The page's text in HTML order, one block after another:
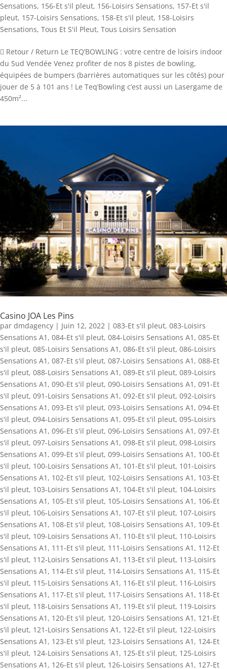
Sensations, 156-Et s'il pleut, 156-Loisirs Sensations, 157-Et s'il
pleut, 157-Loisirs Sensations, 158-Et s'il pleut, 158-Loisirs
Sensations, Tous Et S'il Pleut, Tous Loisirs Sensation
 Retour / Return Le TEQ’BOWLING : votre centre de loisirs indoor
du Sud Vendée Venez profiter de nos 8 pistes de bowling,
équipées de bumpers (barrières automatiques sur les côtés) pour
jouer de 5 à 101 ans ! Le Teq’Bowling c’est aussi un Lasergame de
450m²...
Casino JOA Les Pins
par dmdagency | Juin 12, 2022 | 083-Et s'il pleut, 083-Loisirs
Sensations A1 , 084-Et s'il pleut, 084-Loisirs Sensations A1 , 085-Et
s'il pleut, 085-Loisirs Sensations A1 , 086-Et s'il pleut, 086-Loisirs
Sensations A1 , 087-Et s'il pleut, 087-Loisirs Sensations A1 , 088-Et
s'il pleut, 088-Loisirs Sensations A1 , 089-Et s'il pleut, 089-Loisirs
Sensations A1 , 090-Et s'il pleut, 090-Loisirs Sensations A1 , 091-Et
s'il pleut, 091-Loisirs Sensations A1 , 092-Et s'il pleut, 092-Loisirs
Sensations A1 , 093-Et s'il pleut, 093-Loisirs Sensations A1 , 094-Et
s'il pleut, 094-Loisirs Sensations A1 , 095-Et s'il pleut, 095-Loisirs
Sensations A1 , 096-Et s'il pleut, 096-Loisirs Sensations A1 , 097-Et
s'il pleut, 097-Loisirs Sensations A1 , 098-Et s'il pleut, 098-Loisirs
Sensations A1 , 099-Et s'il pleut, 099-Loisirs Sensations A1 , 100-Et
s'il pleut, 100-Loisirs Sensations A1 , 101-Et s'il pleut, 101-Loisirs
Sensations A1 , 102-Et s'il pleut, 102-Loisirs Sensations A1 , 103-Et
s'il pleut, 103-Loisirs Sensations A1 , 104-Et s'il pleut, 104-Loisirs
Sensations A1 , 105-Et s'il pleut, 105-Loisirs Sensations A1 , 106-Et
s'il pleut, 106-Loisirs Sensations A1 , 107-Et s'il pleut, 107-Loisirs
Sensations A1 , 108-Et s'il pleut, 108-Loisirs Sensations A1 , 109-Et
s'il pleut, 109-Loisirs Sensations A1 , 110-Et s'il pleut, 110-Loisirs
Sensations A1 , 111-Et s'il pleut, 111-Loisirs Sensations A1 , 112-Et
s'il pleut, 112-Loisirs Sensations A1 , 113-Et s'il pleut, 113-Loisirs
Sensations A1 , 114-Et s'il pleut, 114-Loisirs Sensations A1 , 115-Et
s'il pleut, 115-Loisirs Sensations A1 , 116-Et s'il pleut, 116-Loisirs
Sensations A1 , 117-Et s'il pleut, 117-Loisirs Sensations A1 , 118-Et
s'il pleut, 118-Loisirs Sensations A1 , 119-Et s'il pleut, 119-Loisirs
Sensations A1 , 120-Et s'il pleut, 120-Loisirs Sensations A1 , 121-Et
s'il pleut, 121-Loisirs Sensations A1 , 122-Et s'il pleut, 122-Loisirs
Sensations A1 , 123-Et s'il pleut, 123-Loisirs Sensations A1 , 124-Et
s'il pleut, 124-Loisirs Sensations A1 , 125-Et s'il pleut, 125-Loisirs
Sensations A1 , 126-Et s'il pleut, 126-Loisirs Sensations A1 , 127-Et